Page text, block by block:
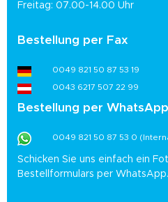
Freitag: 07.00-14.00 Uhr
Bestellung per Fax
0049 821 50 87 53 19
0043 6217 507 22 99
Bestellung per WhatsApp
0049 821 50 87 53 0
Schicken Sie uns einfach ein
Bestellformulars per WhatsApp.